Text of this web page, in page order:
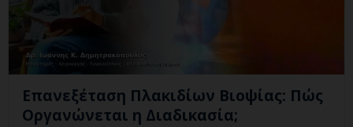
Επανεξέταση Πλακιδίων Βιοψίας: Πώς
Οργανώνεται η Διαδικασία;